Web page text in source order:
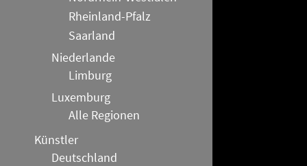
Rheinland-Pfalz
Saarland
Niederlande
Limburg
Luxemburg
Alle Regionen
Künstler
Deutschland